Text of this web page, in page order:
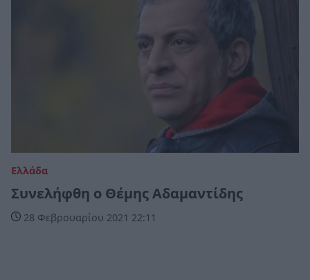
Ελλάδα
Συνελήφθη ο Θέμης Αδαμαντίδης
28 Φεβρουαρίου 2021 22:11